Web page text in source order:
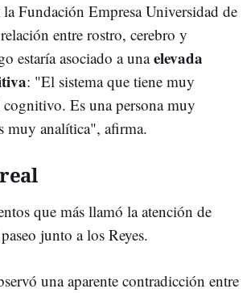
Fundación Empresa Universidad de
entre rostro, cerebro y
estaría asociado a unaelevada
: "El sistema que tiene muy
cognitivo. Es una persona muy
muy analítica", afirma.
que más llamó la atención de
junto a los Reyes.
una aparente contradicción entre